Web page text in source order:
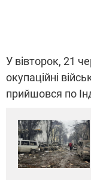
У вівторок, 21
окупаційні
прийшовся по